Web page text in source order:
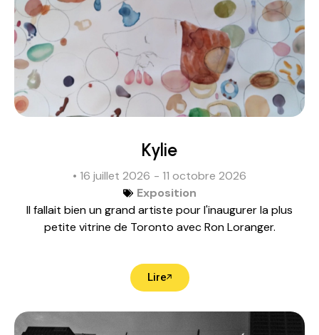
Kylie
• 16 juillet 2026 - 11 octobre 2026
Exposition
Il fallait bien un grand artiste pour l'inaugurer la plus
petite vitrine de Toronto avec Ron Loranger.
Lire